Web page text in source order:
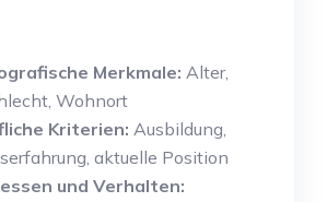
Merkmale: Alter,
Wohnort
Kriterien: Ausbildung,
aktuelle Position
und Verhalten: